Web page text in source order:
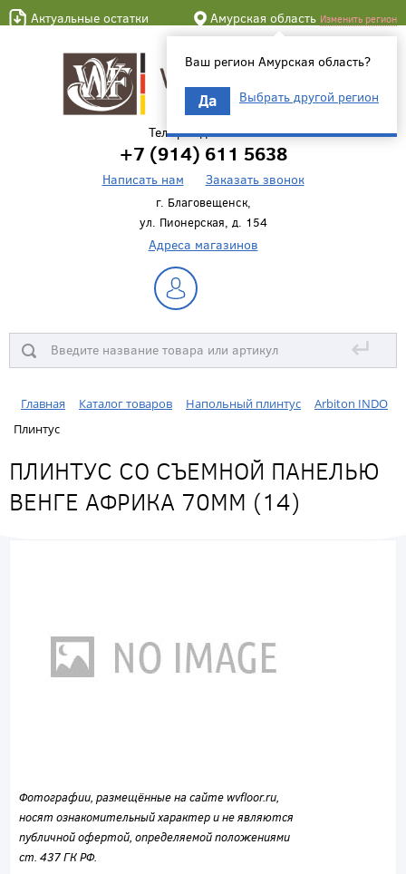
Актуальные остатки Амурская область Изменить регион
Ваш регион Амурская область?
Да Выбрать другой регион
Телефон для связи
+7 (914) 611 5638
Написать нам Заказать звонок
г. Благовещенск,
ул. Пионерская, д. 154
Адреса магазинов
↵
Главная Каталог товаров Напольный плинтус
Arbiton INDO
Плинтус
ПЛИНТУС СО СЪЕМНОЙ ПАНЕЛЬЮ
ВЕНГЕ АФРИКА 70ММ (14)
Фотографии, размещённые на сайте wvfloor.ru,
носят ознакомительный характер и не являются
публичной офертой, определяемой положениями
ст. 437 ГК РФ.